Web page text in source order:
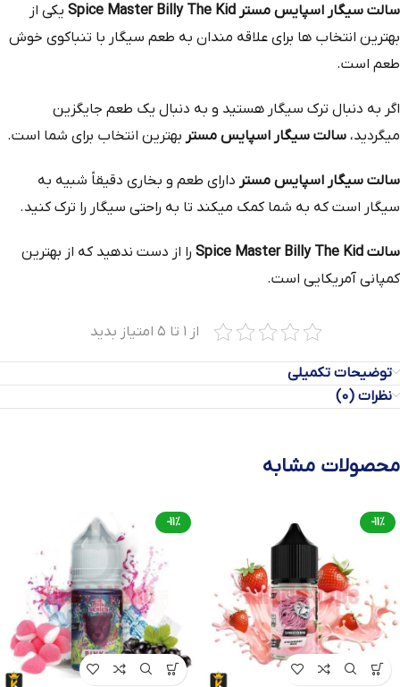
سالت سیگار اسپایس مستر Spice Master Billy The Kid
یکی از
بهترین انتخاب‌ ها برای علاقه‌ مندان به طعم سیگار با تنباکوی خوش
طعم است.
اگر به دنبال ترک سیگار هستید و به دنبال یک طعم جایگزین
میگردید، سالت سیگار اسپایس مستر بهترین انتخاب برای شما است.
سالت سیگار اسپایس مستر دارای طعم و بخاری دقیقاً شبیه به
سیگار است که به شما کمک میکند تا به راحتی سیگار را ترک کنید.
سالت Spice Master Billy The Kid
را از دست ندهید که از بهترین
کمپانی آمریکایی است.
از ۱ تا ۵ امتیاز بدید
توضیحات تکمیلی
نظرات (0)
محصولات مشابه
-11%
-11%